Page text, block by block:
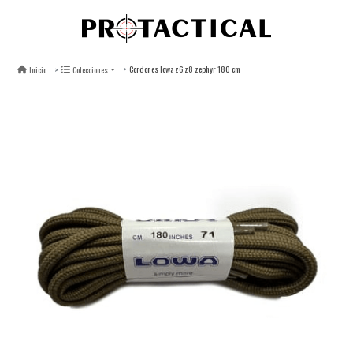
Inicio Colecciones Cordones lowa z6 z8 zephyr 180 cm